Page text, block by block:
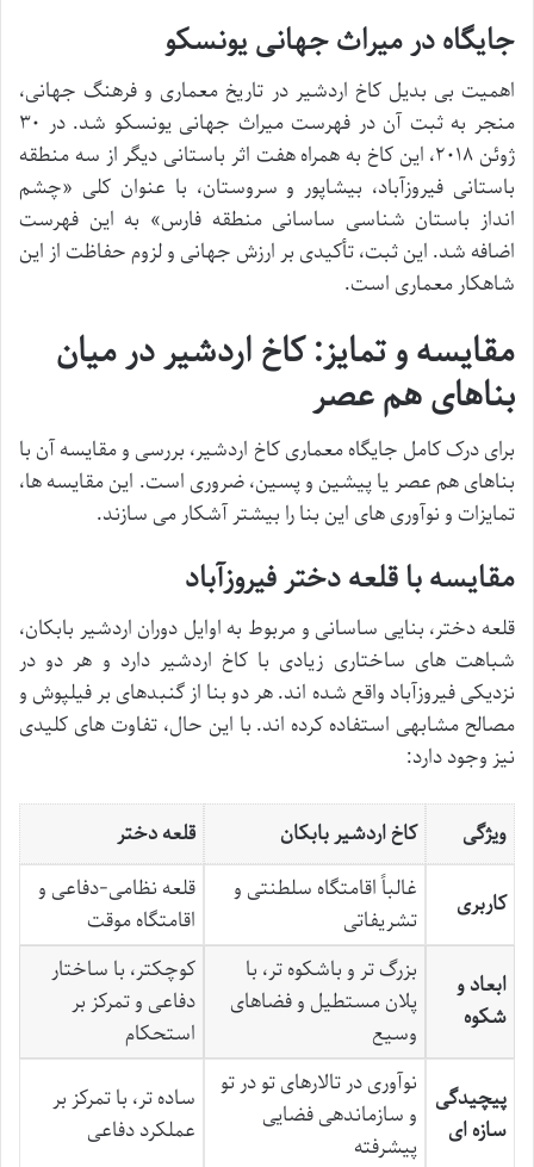
جایگاه در میراث جهانی یونسکو
اهمیت بی بدیل کاخ اردشیر در تاریخ معماری و فرهنگ جهانی،
منجر به ثبت آن در فهرست میراث جهانی یونسکو شد. در ۳۰
ژوئن ۲۰۱۸، این کاخ به همراه هفت اثر باستانی دیگر از سه منطقه
باستانی فیروزآباد، بیشاپور و سروستان، با عنوان کلی «چشم
انداز باستان شناسی ساسانی منطقه فارس» به این فهرست
اضافه شد. این ثبت، تأکیدی بر ارزش جهانی و لزوم حفاظت از این
شاهکار معماری است.
مقایسه و تمایز: کاخ اردشیر در میان
بناهای هم عصر
برای درک کامل جایگاه معماری کاخ اردشیر، بررسی و مقایسه آن با
بناهای هم عصر یا پیشین و پسین، ضروری است. این مقایسه ها،
تمایزات و نوآوری های این بنا را بیشتر آشکار می سازند.
مقایسه با قلعه دختر فیروزآباد
قلعه دختر، بنایی ساسانی و مربوط به اوایل دوران اردشیر بابکان،
شباهت های ساختاری زیادی با کاخ اردشیر دارد و هر دو در
نزدیکی فیروزآباد واقع شده اند. هر دو بنا از گنبدهای بر فیلپوش و
مصالح مشابهی استفاده کرده اند. با این حال، تفاوت های کلیدی
نیز وجود دارد:
ویژگی کاخ اردشیر بابکان قلعه دختر
کاربری
غالباً اقامتگاه سلطنتی و
تشریفاتی
قلعه نظامی-دفاعی و
اقامتگاه موقت
ابعاد و
شکوه
بزرگ تر و باشکوه تر، با
پلان مستطیل و فضاهای
وسیع
کوچکتر، با ساختار
دفاعی و تمرکز بر
استحکام
پیچیدگی
سازه ای
نوآوری در تالارهای تو در تو
و سازماندهی فضایی
پیشرفته
ساده تر، با تمرکز بر
عملکرد دفاعی